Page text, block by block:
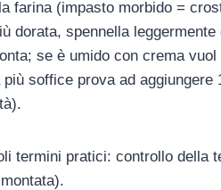
farina (impasto morbido =
dorata, spennella
se è umido con crema
più soffice prova ad
termini pratici: controllo della